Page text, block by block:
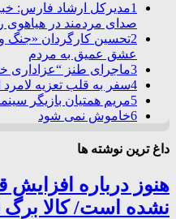
1مدیرکل ارشاد فارس:
صدای مردمند در هیاهوی
2تحسین کارگردان «جنگ و
عشق عمیق به مردم
3ماجرای طنز “عزاداری
4سفر به قلب تعزیه لامرد از نگاه ۱۳
5مریم همتیان بازیگر
6خاموش نمی شود
داغ ترین نوشته ها
هنوز درباره
نشده است/ کالا برگ